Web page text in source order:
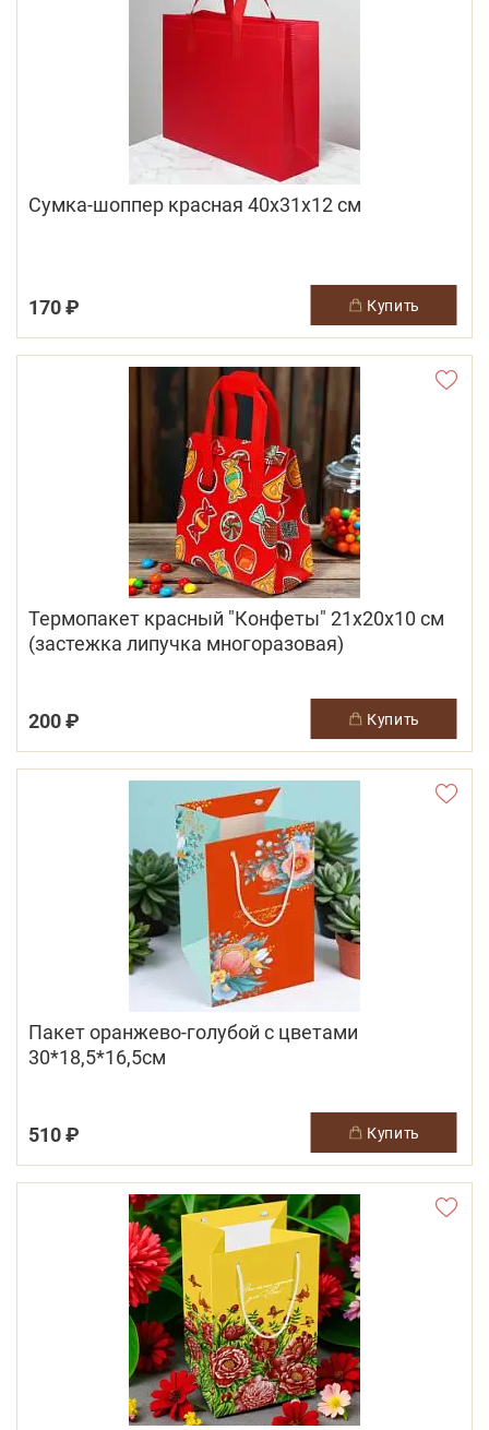
Сумка-шоппер красная 40х31х12 см
170 ₽ купить
Термопакет красный "Конфеты" 21х20х10 см
(застежка липучка многоразовая)
200 ₽ купить
Пакет оранжево-голубой с цветами
30*18,5*16,5см
510 ₽ купить